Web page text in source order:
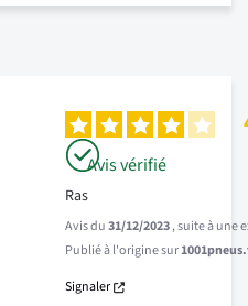
Avis vérifié
Ras
Avis du31/12/2023, suite à une
Publié à l'origine sur
Signaler